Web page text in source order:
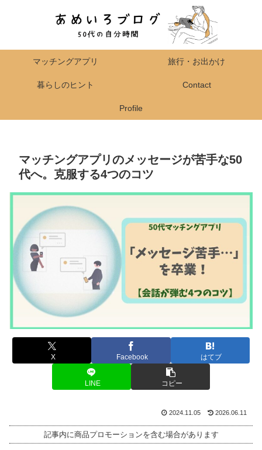
マッチングアプリ 旅行・お出かけ
暮らしのヒント Contact
Profile
マッチングアプリのメッセージが苦手な50
代へ。克服する4つのコツ
X Facebook はてブ
LINE コピー
2024.11.05 2026.06.11
記事内に商品プロモーションを含む場合があります